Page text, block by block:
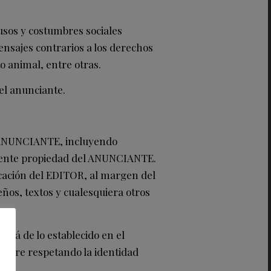
y costumbres sociales
contrarios a los derechos
animal, entre otras.
anunciante.
incluyendo
propiedad del ANUNCIANTE.
del EDITOR, al margen del
textos y cualesquiera otros
de lo establecido en el
respetando la identidad